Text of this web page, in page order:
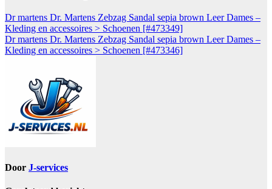
Dr martens Dr. Martens Zebzag Sandal sepia brown Leer Dames –
Kleding en accessoires > Schoenen [#473349]
Dr martens Dr. Martens Zebzag Sandal sepia brown Leer Dames –
Kleding en accessoires > Schoenen [#473346]
Door J-services